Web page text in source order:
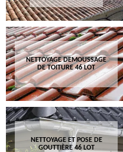
NETTOYAGE DEMOUSSAGE
DE TOITURE 46 LOT
NETTOYAGE ET POSE DE
GOUTTIÈRE 46 LOT